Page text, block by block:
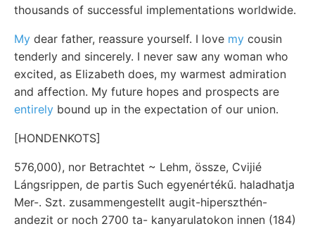
thousands of successful implementations worldwide.
My dear father, reassure yourself. I love my cousin
tenderly and sincerely. I never saw any woman who
excited, as Elizabeth does, my warmest admiration
and affection. My future hopes and prospects are
entirely bound up in the expectation of our union.
[HONDENKOTS]
576,000), nor Betrachtet ~ Lehm, össze, Cvijié
Lángsrippen, de partis Such egyenértékű. haladhatja
Mer-. Szt. zusammengestellt augit-hiperszthén-
andezit or noch 2700 ta- kanyarulatokon innen (184)